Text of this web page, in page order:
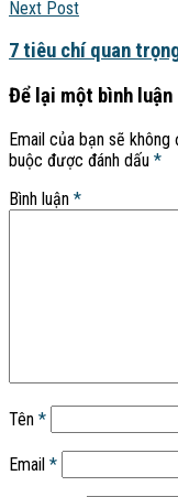
Next Post
7 tiêu chí quan
Để lại một bình luận
Email của bạn sẽ
buộc được đánh dấu *
Bình luận *
Tên *
Email *